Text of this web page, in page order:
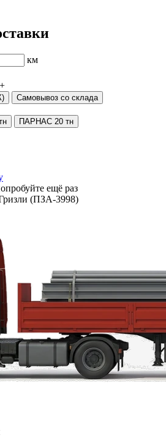
км
Самовывоз со склада
ПАРНАС 20 тн
ещё раз